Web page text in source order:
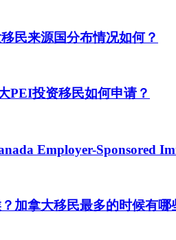
民来源国分布情况如何？
PEI投资移民如何申请？
Employer-Sponsored
加拿大移民最多的时候有哪